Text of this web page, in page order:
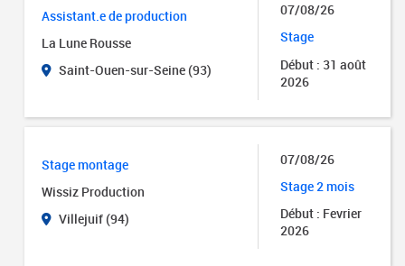
Assistant.e de production
La Lune Rousse
Saint-Ouen-sur-Seine (93)
07/08/26
Stage
Début : 31 août
2026
Stage montage
Wissiz Production
Villejuif (94)
07/08/26
Stage 2 mois
Début : Fevrier
2026